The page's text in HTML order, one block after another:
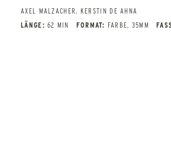
AXEL MALZACHER, KERSTIN DE AHNA
LÄNGE: 62 MIN FORMAT: FARBE, 35MM